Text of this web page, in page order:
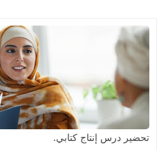
تحضير درس إنتاج كتابي.